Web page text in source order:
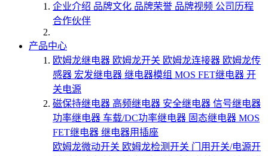
企业介绍 品牌文化 品牌荣誉 品牌视频 公司历程
合作伙伴
产品中心
欧姆龙继电器 欧姆龙开关 欧姆龙连接器 欧姆龙传
感器 宏发继电器 继电器模组 MOS FET继电器 开
关电源
磁保持继电器 高频继电器 安全继电器 信号继电器
功率继电器 车载/DC功率继电器 固态继电器 MOS
FET继电器 继电器用插座
欧姆龙微动开关 欧姆龙检测开关 门用开关/电源开